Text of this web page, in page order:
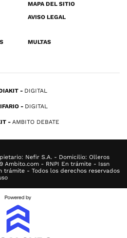
MAPA DEL SITIO
AVISO LEGAL
MULTAS
DIGITAL
DIGITAL
AMBITO DEBATE
Nefir S.A. - Domicilio: Olleros
Ambito.com - RNPI En trámite - Issn
trámite - Todos los derechos reservados